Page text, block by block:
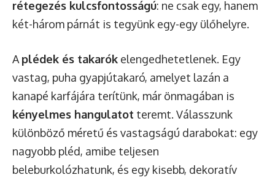
rétegezés kulcsfontosságú: ne csak egy, hanem
két-három párnát is tegyünk egy-egy ülőhelyre.
A plédek és takarók elengedhetetlenek. Egy
vastag, puha gyapjútakaró, amelyet lazán a
kanapé karfájára terítünk, már önmagában is
kényelmes hangulatot teremt. Válasszunk
különböző méretű és vastagságú darabokat: egy
nagyobb pléd, amibe teljesen
beleburkolózhatunk, és egy kisebb, dekoratív